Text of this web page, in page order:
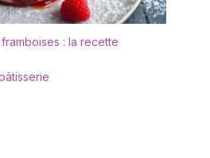
essentielles. Le dôme
est fabriqué en verre de
haute qualité, et
soigneusement protégé
: la recette